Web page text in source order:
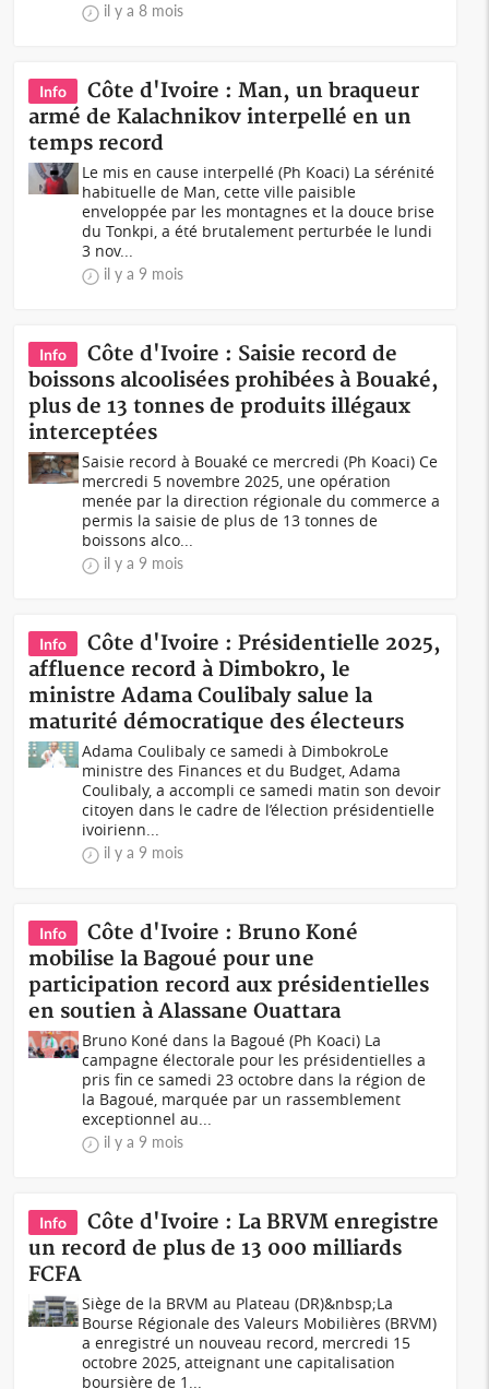
il y a 8 mois
Info
Côte d'Ivoire : Man, un braqueur
armé de Kalachnikov interpellé en un
temps record
Le mis en cause interpellé (Ph Koaci) La sérénité
habituelle de Man, cette ville paisible
enveloppée par les montagnes et la douce brise
du Tonkpi, a été brutalement perturbée le lundi
3 nov...
il y a 9 mois
Info
Côte d'Ivoire : Saisie record de
boissons alcoolisées prohibées à Bouaké,
plus de 13 tonnes de produits illégaux
interceptées
Saisie record à Bouaké ce mercredi (Ph Koaci) Ce
mercredi 5 novembre 2025, une opération
menée par la direction régionale du commerce a
permis la saisie de plus de 13 tonnes de
boissons alco...
il y a 9 mois
Info
Côte d'Ivoire : Présidentielle 2025,
affluence record à Dimbokro, le
ministre Adama Coulibaly salue la
maturité démocratique des électeurs
Adama Coulibaly ce samedi à DimbokroLe
ministre des Finances et du Budget, Adama
Coulibaly, a accompli ce samedi matin son devoir
citoyen dans le cadre de l’élection présidentielle
ivoirienn...
il y a 9 mois
Info
Côte d'Ivoire : Bruno Koné
mobilise la Bagoué pour une
participation record aux présidentielles
en soutien à Alassane Ouattara
Bruno Koné dans la Bagoué (Ph Koaci) La
campagne électorale pour les présidentielles a
pris fin ce samedi 23 octobre dans la région de
la Bagoué, marquée par un rassemblement
exceptionnel au...
il y a 9 mois
Info
Côte d'Ivoire : La BRVM enregistre
un record de plus de 13 000 milliards
FCFA
Siège de la BRVM au Plateau (DR)&nbsp;La
Bourse Régionale des Valeurs Mobilières (BRVM)
a enregistré un nouveau record, mercredi 15
octobre 2025, atteignant une capitalisation
boursière de 1...